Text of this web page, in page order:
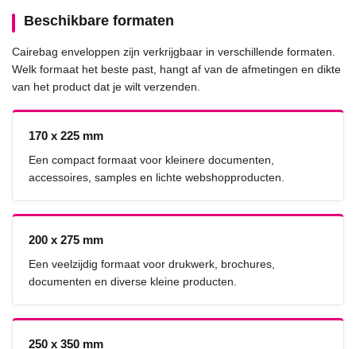
Beschikbare formaten
Cairebag enveloppen zijn verkrijgbaar in verschillende formaten.
Welk formaat het beste past, hangt af van de afmetingen en dikte
van het product dat je wilt verzenden.
170 x 225 mm
Een compact formaat voor kleinere documenten,
accessoires, samples en lichte webshopproducten.
200 x 275 mm
Een veelzijdig formaat voor drukwerk, brochures,
documenten en diverse kleine producten.
250 x 350 mm